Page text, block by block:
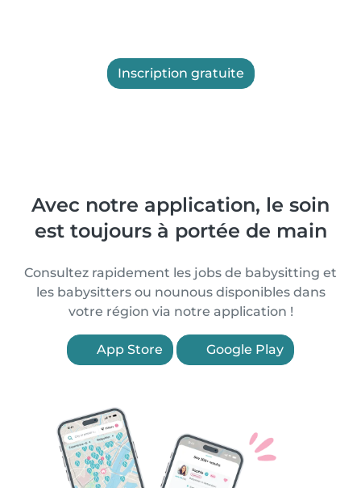
Inscription gratuite
Avec notre application, le soin
est toujours à portée de main
Consultez rapidement les jobs de babysitting et
les babysitters ou nounous disponibles dans
votre région via notre application !
App Store Google Play